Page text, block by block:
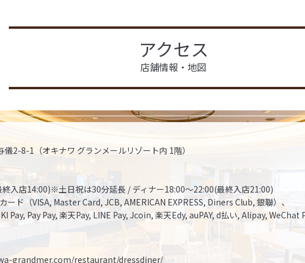
アクセス
店舗情報・地図
2-8-1（オキナワ グランメールリゾート内 1階）
終入店14:00)※土日祝は30分延長 / ディナー18:00～22:00(最終入店21:00)
ード（VISA, Master Card, JCB, AMERICAN EXPRESS, Diners Club, 銀聯）、
Pay, Pay Pay, 楽天Pay, LINE Pay, Jcoin, 楽天Edy, auPAY, d払い, Alipay, WeChat
grandmer.com/restaurant/dressdiner/